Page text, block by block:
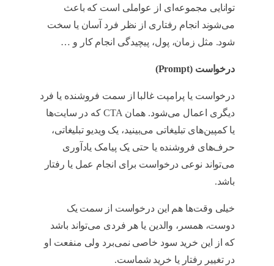
توانایی مجموعه‌ای از عواملی است که باعث
می‌شوند انجام رفتاری از نظر فرد آسان‌ یا سخت
شود. مثل زمان، پول، پیچیدگی انجام کار و …
درخواست (Prompt)
درخواست یا پرامپت غالبا از سمت فروشنده یا فرد
دیگری اعمال می‌شود. همان CTA که در سایت‌ها
یا کمپین‌های تبلیغاتی می‌بینید، یک ویدیو تبلیغاتی،
حرف‌های فروشنده یا حتی یک پیامک یادآوری
می‌تواند نوعی درخواست برای انجام عمل یا رفتار
باشد.
خیلی وقت‌ها هم این درخواست از سمت یک
دوست، همسر، والدین یا هر فردی می‌تواند باشد
که از این خرید سود خاصی نمی‌برد ولی منفعت او
در تغییر رفتار یا خرید شماست.